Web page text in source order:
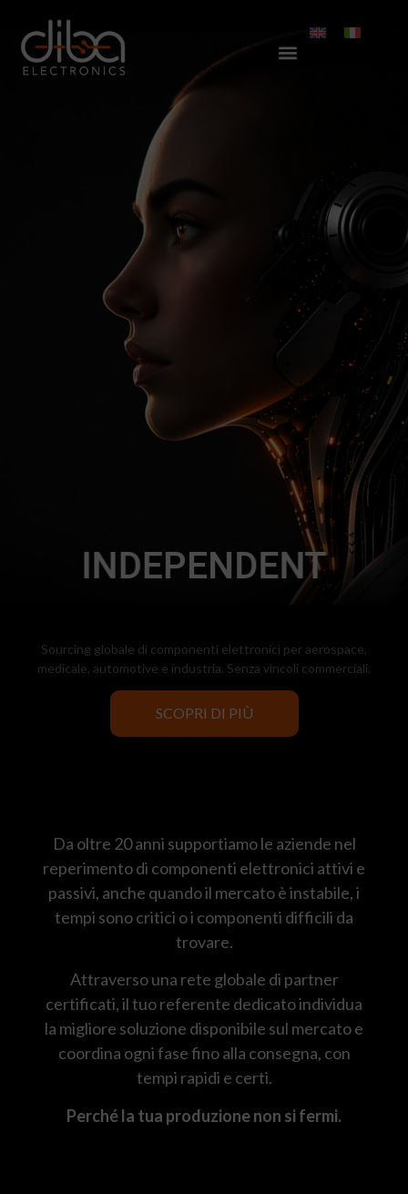
INDEPENDENT
GLOCAL
Sourcing globale di componenti elettronici per aerospace,
medicale, automotive e industria. Senza vincoli commerciali.
SCOPRI DI PIÙ
Da oltre 20 anni supportiamo le aziende nel
reperimento di componenti elettronici attivi e
passivi, anche quando il mercato è instabile, i
tempi sono critici o i componenti difficili da
trovare.
Attraverso una rete globale di partner
certificati, il tuo referente dedicato individua
la migliore soluzione disponibile sul mercato e
coordina ogni fase fino alla consegna, con
tempi rapidi e certi.
Perché la tua produzione non si fermi.